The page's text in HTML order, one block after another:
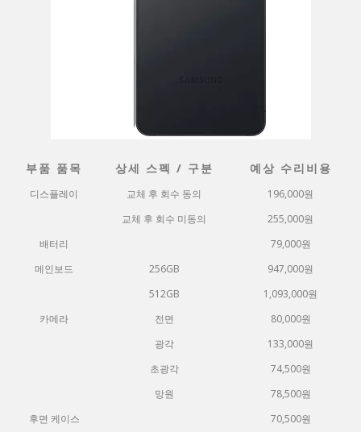
부품 품목 상세 스펙 / 구분 예상 수리비용
디스플레이 교체 후 회수 동의
196,000원
교체 후 회수 미동의
255,000원
배터리
79,000원
메인보드
256GB
947,000원
512GB
1,093,000원
카메라
전면
80,000원
광각
133,000원
초광각
74,500원
망원
78,500원
후면 케이스
70,500원